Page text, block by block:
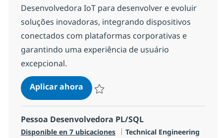
Desenvolvedora IoT para desenvolver e evoluir
soluções inovadoras, integrando dispositivos
conectados com plataformas corporativas e
garantindo uma experiência de usuário
excepcional.
Aplicar ahoraPessoa Desenvolvedora IoT
Pessoa Desenvolvedora PL/SQL
Disponible en 7 ubicaciones Categoría
Technical Engineering